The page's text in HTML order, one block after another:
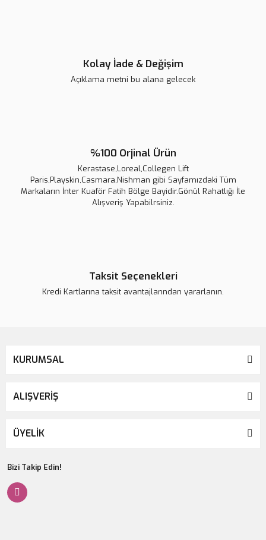
Kolay İade & Değişim
Açıklama metni bu alana gelecek
%100 Orjinal Ürün
Kerastase,Loreal,Collegen Lift
Paris,Playskin,Casmara,Nishman gibi Sayfamızdaki Tüm
Markaların İnter Kuaför Fatih Bölge Bayidir.Gönül Rahatlığı İle
Alışveriş Yapabilrsiniz.
Taksit Seçenekleri
Kredi Kartlarına taksit avantajlarından yararlanın.
KURUMSAL
ALIŞVERİŞ
ÜYELİK
Bizi Takip Edin!